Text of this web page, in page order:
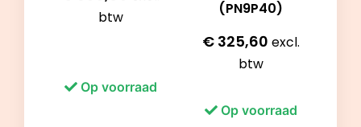
btw
Op voorraad
(PN9P40)
€325,60 excl.
btw
Op voorraad